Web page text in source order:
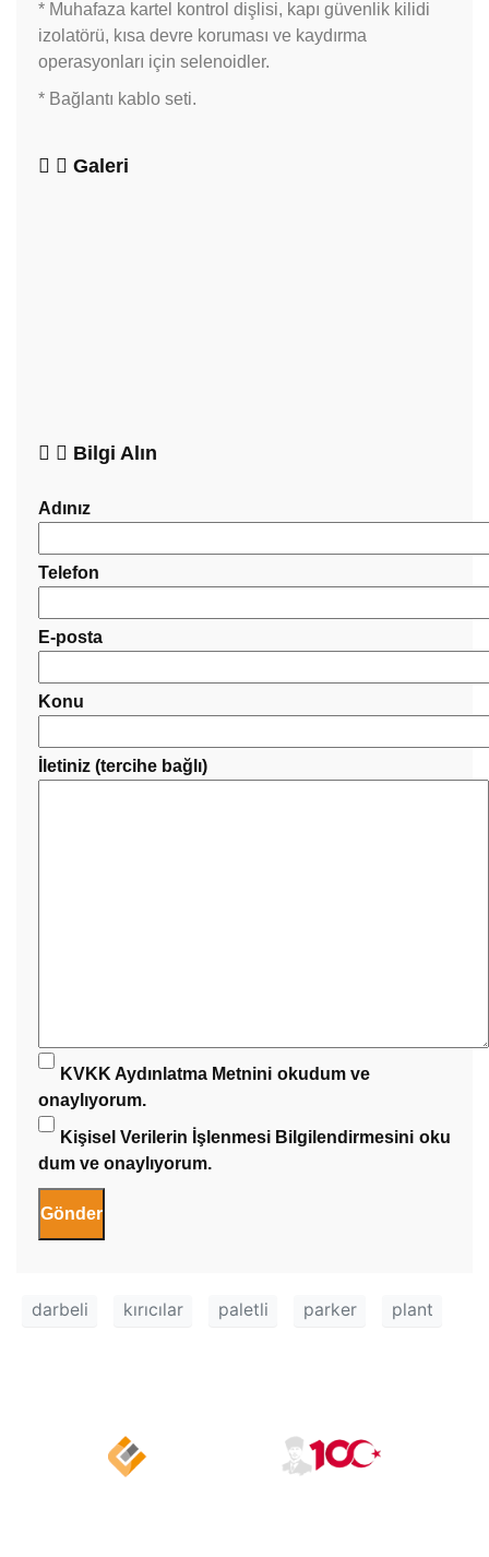
* Muhafaza kartel kontrol dişlisi, kapı güvenlik kilidi
izolatörü, kısa devre koruması ve kaydırma
operasyonları için selenoidler.
* Bağlantı kablo seti.
Galeri
Bilgi Alın
Adınız
Telefon
E-posta
Konu
İletiniz (tercihe bağlı)
KVKK Aydınlatma Metnini okudum ve
onaylıyorum.
Kişisel Verilerin İşlenmesi Bilgilendirmesini oku
dum ve onaylıyorum.
darbeli kırıcılar paletli parker plant